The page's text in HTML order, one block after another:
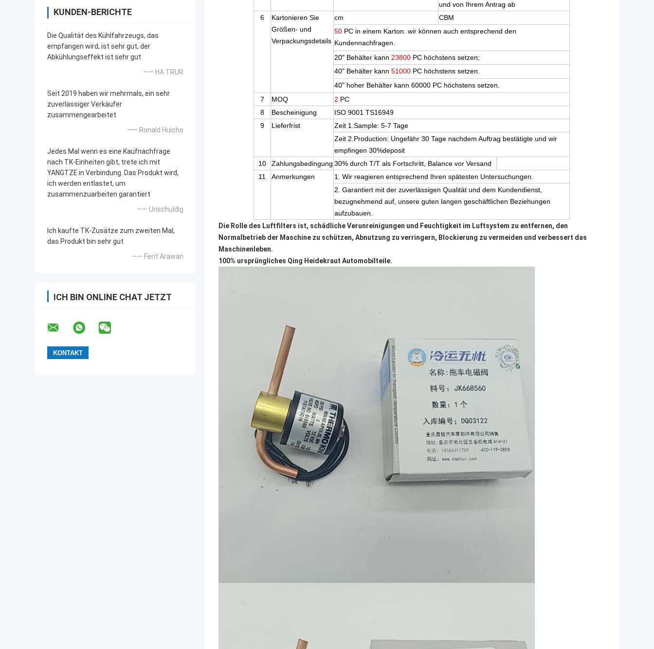
KUNDEN-BERICHTE
Die Qualität des Kühlfahrzeugs, das
empfangen wird, ist sehr gut, der
Abkühlungseffekt ist sehr gut
—— HA TRUR
Seit 2019 haben wir mehrmals, ein sehr
zuverlässiger Verkäufer
zusammengearbeitet
—— Ronald Huicho
Jedes Mal wenn es eine Kaufnachfrage
nach TK-Einheiten gibt, trete ich mit
YANGTZE in Verbindung. Das Produkt wird,
ich werden entlastet, um
zusammenzuarbeiten garantiert
—— Unschuldig
Ich kaufte TK-Zusätze zum zweiten Mal,
das Produkt bin sehr gut
—— Ferit Arawan
ICH BIN ONLINE CHAT JETZT
und von Ihrem Antrag ab
6
Kartonieren Sie
Größen- und
Verpackungsdetails
cm
CBM
50 PC in einem Karton. wir können auch entsprechend den
Kundennachfragen.
20" Behälter kann 23800PC höchstens setzen;
40" Behälter kann 51000PC höchstens setzen.
40" hoher Behälter kann 60000 PC höchstenssetzen.
7
MOQ 2 PC
8
Bescheinigung
ISO 9001 TS16949
9
Lieferfrist
Zeit 1.Sample: 5-7 Tage
Zeit 2.Production: Ungefähr 30 Tage nachdem Auftrag bestätigte und wir
empfingen 30%deposit
10
Zahlungsbedingung 30% durch T/T als Fortschritt, Balance vor Versand
11
Anmerkungen
1. Wir reagieren entsprechend Ihren spätesten Untersuchungen.
2. Garantiert mit der zuverlässigen Qualität und dem Kundendienst,
bezugnehmend auf, unsere guten langen geschäftlichen Beziehungen
aufzubauen.
Die Rolle des Luftfilters ist, schädliche Verunreinigungen und Feuchtigkeit im Luftsystem zu entfernen, den
Normalbetrieb der Maschine zu schützen, Abnutzung zu verringern, Blockierung zu vermeiden und verbessert das
Maschinenleben.
100% ursprüngliches Qing Heidekraut Automobilteile.